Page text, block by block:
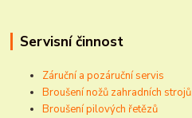
Servisní činnost
Záruční a pozáruční servis
Broušení nožů zahradních strojů
Broušení pilových řetězů